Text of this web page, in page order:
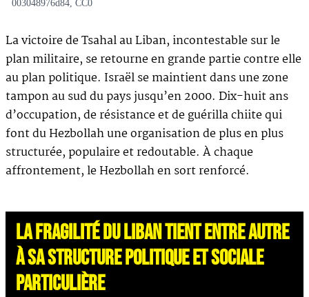
003048976d84, CC0
La victoire de Tsahal au Liban, incontestable sur le
plan militaire, se retourne en grande partie contre elle
au plan politique. Israël se maintient dans une zone
tampon au sud du pays jusqu’en 2000. Dix-huit ans
d’occupation, de résistance et de guérilla chiite qui
font du Hezbollah une organisation de plus en plus
structurée, populaire et redoutable. À chaque
affrontement, le Hezbollah en sort renforcé.
LA FRAGILITÉ DU LIBAN TIENT ENTRE AUTRE
À SA STRUCTURE POLITIQUE ET SOCIALE
PARTICULIÈRE